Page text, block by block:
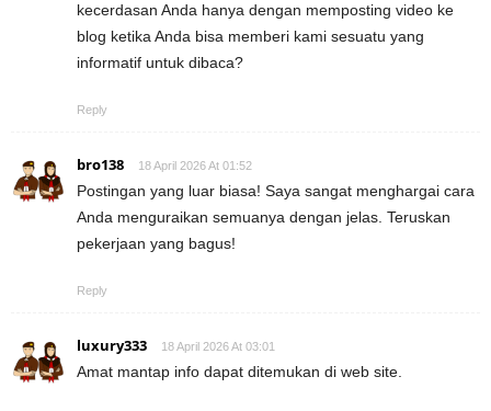
kecerdasan Anda hanya dengan memposting video ke
blog ketika Anda bisa memberi kami sesuatu yang
informatif untuk dibaca?
Reply
bro138 18 April 2026 At 01:52
Postingan yang luar biasa! Saya sangat menghargai cara
Anda menguraikan semuanya dengan jelas. Teruskan
pekerjaan yang bagus!
Reply
luxury333 18 April 2026 At 03:01
Amat mantap info dapat ditemukan di web site.